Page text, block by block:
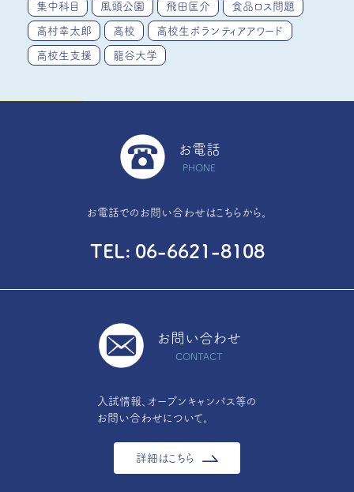
集中科目 風頭公園 飛田匡介 食品ロス問題
高村幸太郎 高校 高校生ボランティアアワード
高校生支援 龍谷大学
お電話
PHONE
お電話でのお問い合わせはこちらから。
TEL 06-6621-8108
お問い合わせ
CONTACT
入試情報、オープンキャンパス等の
お問い合わせについて。
詳細はこちら